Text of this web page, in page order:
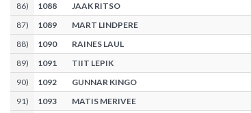
86) 1088 JAAK RITSO
87) 1089 MART LINDPERE
88) 1090 RAINES LAUL
89) 1091 TIIT LEPIK
90) 1092 GUNNAR KINGO
91) 1093 MATIS MERIVEE